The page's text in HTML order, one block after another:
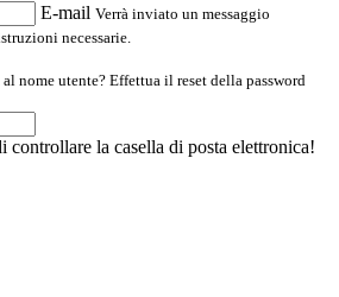
E-mail Verrà inviato un messaggio
necessarie.
nome utente? Effettua il reset della password
controllare la casella di posta elettronica!